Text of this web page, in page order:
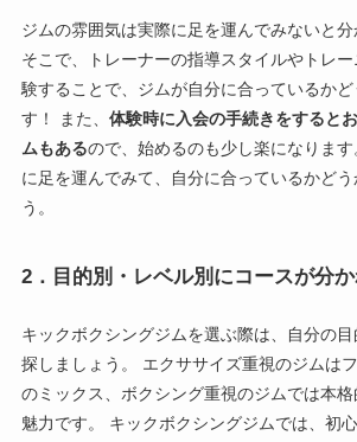
ジムの雰囲気は実際に足を運んでみないと分
そこで、トレーナーの指導スタイルやトレ
験することで、ジムが自分に合っているか
す！ また、 体験時に入会の手続きをすると
ムもあるので、始めるのも少し楽になりま
に足を運んでみて、自分に合っているかど
う。
2．目的別・レベル別にコースが分
キックボクシングジムを選ぶ際は、自分の
探しましょう。 エクササイズ重視のジムは
のミックス、ボクシング重視のジムでは本
魅力です。 キックボクシングジムでは、初